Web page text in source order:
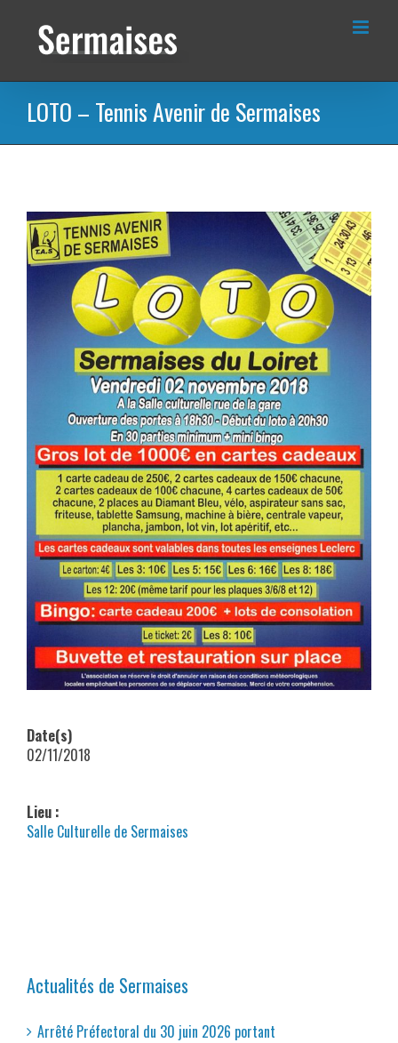
contenu
LOTO – Tennis Avenir de Sermaises
Date(s)
02/11/2018
Lieu :
Salle Culturelle de Sermaises
Actualités de Sermaises
Arrêté Préfectoral du 30 juin 2026 portant